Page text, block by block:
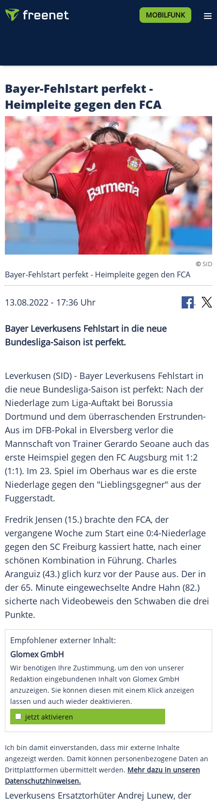
MOBILFUNK
Bayer-Fehlstart perfekt -
Heimpleite gegen den FCA
©SID
Bayer-Fehlstart perfekt - Heimpleite gegen den FCA
13.08.2022 - 17:36 Uhr
Bayer Leverkusens Fehlstart in die neue
Bundesliga-Saison ist perfekt.
Leverkusen (SID) - Bayer Leverkusens Fehlstart in
die neue Bundesliga-Saison ist perfekt: Nach der
Niederlage zum Liga-Auftakt bei Borussia
Dortmund und dem überraschenden Erstrunden-
Aus im DFB-Pokal in Elversberg verlor die
Mannschaft von Trainer Gerardo Seoane auch das
erste Heimspiel gegen den FC Augsburg mit 1:2
(1:1). Im 23. Spiel im Oberhaus war es die erste
Niederlage gegen den "Lieblingsgegner" aus der
Fuggerstadt.
Fredrik Jensen (15.) brachte den FCA, der
vergangene Woche zum Start eine 0:4-Niederlage
gegen den SC Freiburg kassiert hatte, nach einer
schönen Kombination in Führung. Charles
Aranguiz (43.) glich kurz vor der Pause aus. Der in
der 65. Minute eingewechselte Andre Hahn (82.)
sicherte nach Videobeweis den Schwaben die drei
Punkte.
Empfohlener externer Inhalt:
Glomex GmbH
Wir benötigen Ihre Zustimmung, um den von unserer
Redaktion eingebundenen Inhalt von Glomex GmbH
anzuzeigen. Sie können diesen mit einem Klick anzeigen
lassen und auch wieder deaktivieren.
jetzt aktivieren
Ich bin damit einverstanden, dass mir externe Inhalte
angezeigt werden. Damit können personenbezogene Daten an
Drittplattformen übermittelt werden. Mehr dazu in unseren
Datenschutzhinweisen.
Leverkusens Ersatztorhüter Andrej Lunew, der